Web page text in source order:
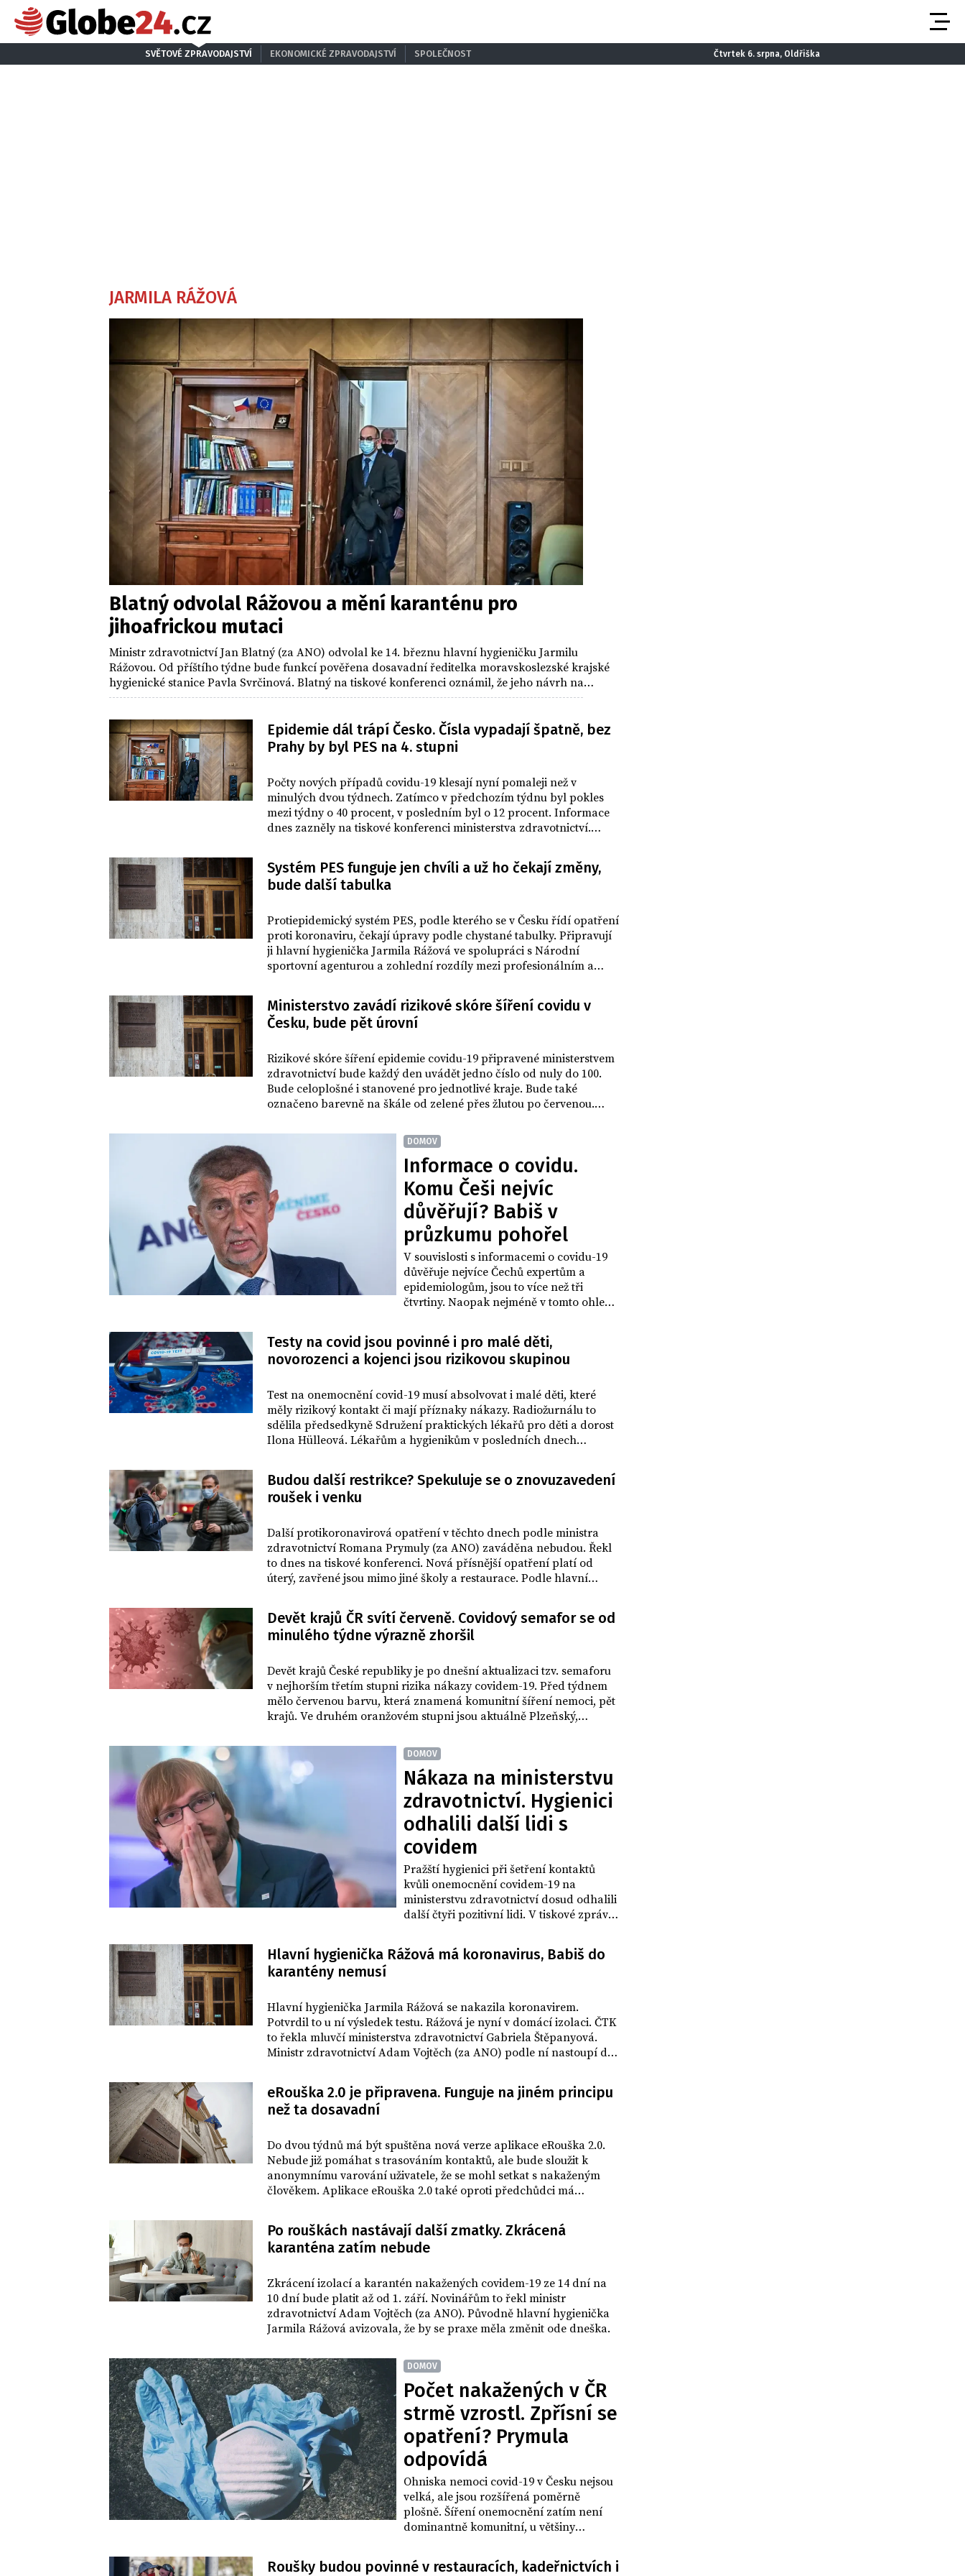
SVĚTOVÉ ZPRAVODAJSTVÍ EKONOMICKÉ ZPRAVODAJSTVÍ SPOLEČNOST Čtvrtek 6. srpna, Oldřiška
JARMILA RÁŽOVÁ
Blatný odvolal Rážovou a mění karanténu pro
jihoafrickou mutaci
Ministr zdravotnictví Jan Blatný (za ANO) odvolal ke 14. březnu hlavní hygieničku Jarmilu
Rážovou. Od příštího týdne bude funkcí pověřena dosavadní ředitelka moravskoslezské krajské
hygienické stanice Pavla Svrčinová. Blatný na tiskové konferenci oznámil, že jeho návrh na
odvolání Rážové dnes schválila vláda. Důvod změny nekomentoval.
Epidemie dál trápí Česko. Čísla vypadají špatně, bez
Prahy by byl PES na 4. stupni
Počty nových případů covidu-19 klesají nyní pomaleji než v
minulých dvou týdnech. Zatímco v předchozím týdnu byl pokles
mezi týdny o 40 procent, v posledním byl o 12 procent. Informace
dnes zazněly na tiskové konferenci ministerstva zdravotnictví.
57, tedy odpovídá přesunu do třetího stupně. Jen ve dvou
regionech, Praze a v Moravskoslezském kraji, je na této úrovni
dlouhodobě, u ostatních trvá čtvrtý stupeň rizika.
Systém PES funguje jen chvíli a už ho čekají změny,
bude další tabulka
Protiepidemický systém PES, podle kterého se v Česku řídí opatření
proti koronaviru, čekají úpravy podle chystané tabulky. Připravují
ji hlavní hygienička Jarmila Rážová ve spolupráci s Národní
sportovní agenturou a zohlední rozdíly mezi profesionálním a
Ministerstvo zavádí rizikové skóre šíření covidu v
Česku, bude pět úrovní
Rizikové skóre šíření epidemie covidu-19 připravené ministerstvem
zdravotnictví bude každý den uvádět jedno číslo od nuly do 100.
Bude celoplošné i stanovené pro jednotlivé kraje. Bude také
označeno barevně na škále od zelené přes žlutou po červenou.
Tabulka souvisejících opatření bude hotová do pondělí, bude se
dál připomínkovat a používat se bude od příštího týdne.
DOMOV
Informace o covidu.
Komu Češi nejvíc
důvěřují? Babiš v
průzkumu pohořel
V souvislosti s informacemi o covidu-19
důvěřuje nejvíce Čechů expertům a
epidemiologům, jsou to více než tři
čtvrtiny. Naopak nejméně v tomto ohledu
jeho informacím důvěřuje 36 procent
lidí. Vyplývá to z průzkumu Kantar CZ,
který dnes zveřejnila Česká televize (ČT).
Testy na covid jsou povinné i pro malé děti,
novorozenci a kojenci jsou rizikovou skupinou
Test na onemocnění covid-19 musí absolvovat i malé děti, které
měly rizikový kontakt či mají příznaky nákazy. Radiožurnálu to
sdělila předsedkyně Sdružení praktických lékařů pro děti a dorost
Ilona Hülleová. Lékařům a hygienikům v posledních dnech
Budou další restrikce? Spekuluje se o znovuzavedení
roušek i venku
Další protikoronavirová opatření v těchto dnech podle ministra
zdravotnictví Romana Prymuly (za ANO) zaváděna nebudou. Řekl
to dnes na tiskové konferenci. Nová přísnější opatření platí od
úterý, zavřené jsou mimo jiné školy a restaurace. Podle hlavní
zavedení povinnosti nosit roušky venku. Na odpoledne je
naplánováno jednání vlády.
Devět krajů ČR svítí červeně. Covidový semafor se od
minulého týdne výrazně zhoršil
Devět krajů České republiky je po dnešní aktualizaci tzv. semaforu
v nejhorším třetím stupni rizika nákazy covidem-19. Před týdnem
mělo červenou barvu, která znamená komunitní šíření nemoci, pět
krajů. Ve druhém oranžovém stupni jsou aktuálně Plzeňský,
zprávě ministerstvo zdravotnictví.
DOMOV
Nákaza na ministerstvu
zdravotnictví. Hygienici
odhalili další lidi s
covidem
Pražští hygienici při šetření kontaktů
kvůli onemocnění covidem-19 na
ministerstvu zdravotnictví dosud odhalili
další čtyři pozitivní lidi. V tiskové zprávě
hlavního města Zbyněk Boublík.
Hygienici zatím vyhodnotili 157 kontaktů,
Hlavní hygienička Rážová má koronavirus, Babiš do
karantény nemusí
Hlavní hygienička Jarmila Rážová se nakazila koronavirem.
Potvrdil to u ní výsledek testu. Rážová je nyní v domácí izolaci. ČTK
to řekla mluvčí ministerstva zdravotnictví Gabriela Štěpanyová.
Ministr zdravotnictví Adam Vojtěch (za ANO) podle ní nastoupí do
i ředitel Ústavu zdravotnických informací a statistiky (ÚZIS)
Ladislav Dušek.
eRouška 2.0 je připravena. Funguje na jiném principu
než ta dosavadní
Do dvou týdnů má být spuštěna nová verze aplikace eRouška 2.0.
Nebude již pomáhat s trasováním kontaktů, ale bude sloužit k
anonymnímu varování uživatele, že se mohl setkat s nakaženým
člověkem. Aplikace eRouška 2.0 také oproti předchůdci má
informoval ministr zdravotnictví Adam Vojtěch (za ANO).
Po rouškách nastávají další zmatky. Zkrácená
karanténa zatím nebude
Zkrácení izolací a karantén nakažených covidem-19 ze 14 dní na
10 dní bude platit až od 1. září. Novinářům to řekl ministr
zdravotnictví Adam Vojtěch (za ANO). Původně hlavní hygienička
Jarmila Rážová avizovala, že by se praxe měla změnit ode dneška.
DOMOV
Počet nakažených v ČR
strmě vzrostl. Zpřísní se
opatření? Prymula
odpovídá
Ohniska nemoci covid-19 v Česku nejsou
velká, ale jsou rozšířená poměrně
plošně. Šíření onemocnění zatím není
dominantně komunitní, u většiny
kontakty. V Českém rozhlasu
Radiožurnálu (ČRo) to dnes řekl
Roušky budou povinné v restauracích, kadeřnictvích i